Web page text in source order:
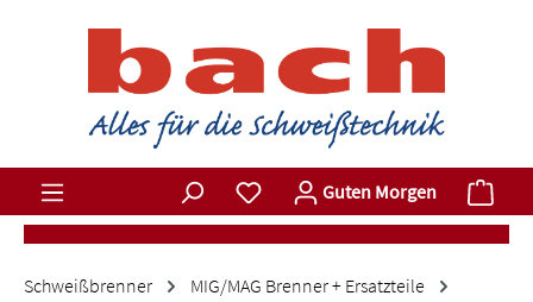
Zum Hauptinhalt springen
Du hast 0 Produkte auf dem
Guten Morgen
Schweißbrenner
MIG/MAG Brenner + Ersatzteile